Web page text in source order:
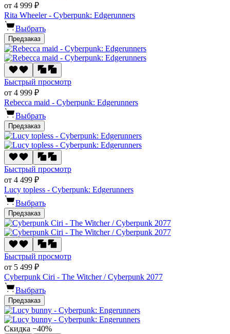
от 4 999 ₽
Rita Wheeler - Cyberpunk: Edgerunners
Выбрать
Предзаказ
Быстрый просмотр
от 4 999 ₽
Rebecca maid - Cyberpunk: Edgerunners
Выбрать
Предзаказ
Быстрый просмотр
от 4 499 ₽
Lucy topless - Cyberpunk: Edgerunners
Выбрать
Предзаказ
Быстрый просмотр
от 5 499 ₽
Cyberpunk Ciri - The Witcher / Cyberpunk 2077
Выбрать
Предзаказ
Скидка −40%